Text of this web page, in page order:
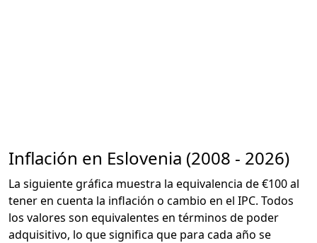
Inflación en Eslovenia (2008 - 2026)
La siguiente gráfica muestra la equivalencia de €100 al
tener en cuenta la inflación o cambio en el IPC. Todos
los valores son equivalentes en términos de poder
adquisitivo, lo que significa que para cada año se